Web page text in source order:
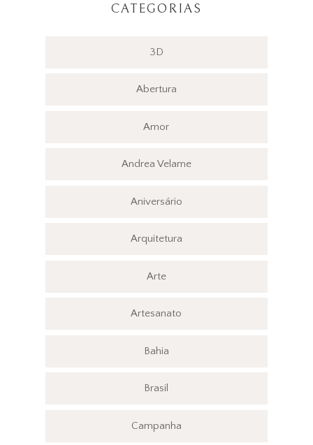
CATEGORIAS
3D
Abertura
Amor
Andrea Velame
Aniversário
Arquitetura
Arte
Artesanato
Bahia
Brasil
Campanha